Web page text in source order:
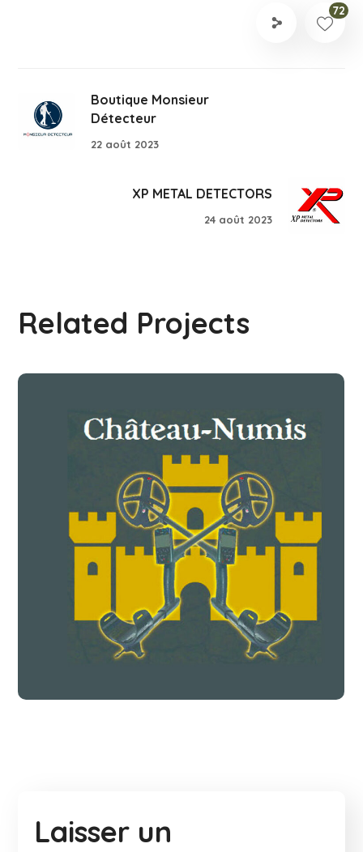
72
Boutique Monsieur
Détecteur
22 août 2023
XP METAL DETECTORS
24 août 2023
Related Projects
Boutique Château-Numis
#Professionnels
Laisser un